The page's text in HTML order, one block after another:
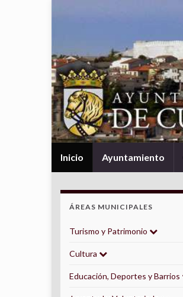
Inicio Ayuntamiento
ÁREAS MUNICIPALES
Turismo y Patrimonio
Cultura
Educación, Deportes y Barrios